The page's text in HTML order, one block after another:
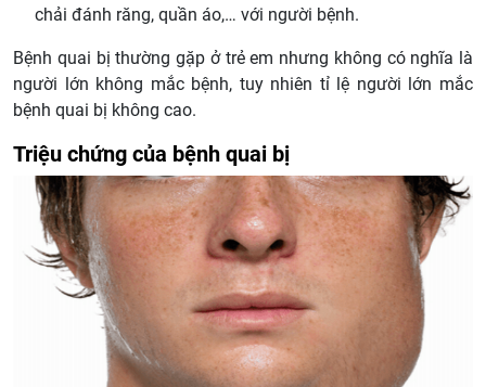
chải đánh răng, quần áo,… với người bệnh.
Bệnh quai bị thường gặp ở trẻ em nhưng không có nghĩa là
người lớn không mắc bệnh, tuy nhiên tỉ lệ người lớn mắc
bệnh quai bị không cao.
Triệu chứng của bệnh quai bị